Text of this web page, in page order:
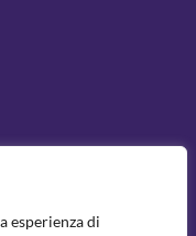
esperienza di
da Conte S.r.l –
15247731001©